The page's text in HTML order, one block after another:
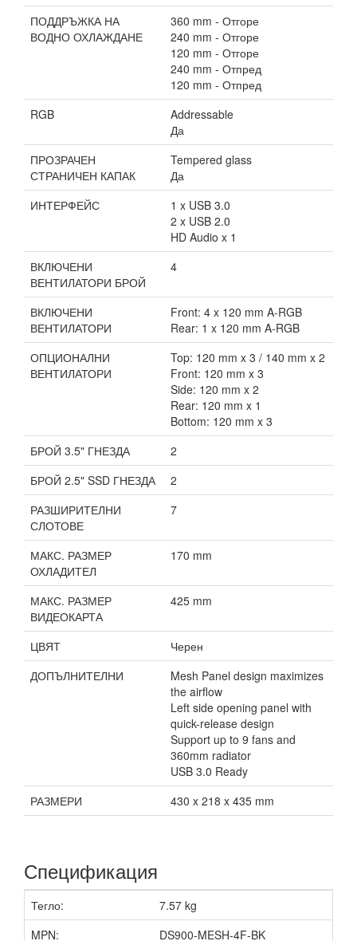
ПОДДРЪЖКА НА
ВОДНО ОХЛАЖДАНЕ
360 mm - Отгоре
240 mm - Отгоре
120 mm - Отгоре
240 mm - Отпред
120 mm - Отпред
RGB
Addressable
Да
ПРОЗРАЧЕН
СТРАНИЧЕН КАПАК
Tempered glass
Да
ИНТЕРФЕЙС
1 x USB 3.0
2 x USB 2.0
HD Audio x 1
ВКЛЮЧЕНИ
ВЕНТИЛАТОРИ БРОЙ
4
ВКЛЮЧЕНИ
ВЕНТИЛАТОРИ
Front: 4 x 120 mm A-RGB
Rear: 1 x 120 mm A-RGB
ОПЦИОНАЛНИ
ВЕНТИЛАТОРИ
Top: 120 mm x 3 / 140 mm x 2
Front: 120 mm x 3
Side: 120 mm x 2
Rear: 120 mm x 1
Bottom: 120 mm x 3
БРОЙ 3.5" ГНЕЗДА
2
БРОЙ 2.5" SSD ГНЕЗДА
2
РАЗШИРИТЕЛНИ
СЛОТОВЕ
7
МАКС. РАЗМЕР
ОХЛАДИТЕЛ
170 mm
МАКС. РАЗМЕР
ВИДЕОКАРТА
425 mm
ЦВЯТ
Черен
ДОПЪЛНИТЕЛНИ
Mesh Panel design maximizes
the airflow
Left side opening panel with
quick-release design
Support up to 9 fans and
360mm radiator
USB 3.0 Ready
РАЗМЕРИ
430 x 218 x 435 mm
Спецификация
Тегло:
7.57 kg
MPN:
DS900-MESH-4F-BK